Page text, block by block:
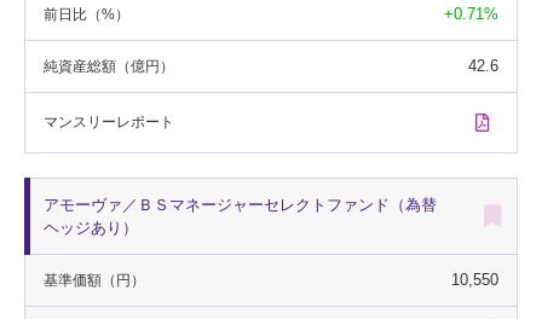
前日比 （%） +0.71%
純資産総額 （億円） 42.6
マンスリーレポート
アモーヴァ／ＢＳマネージャーセレクトファンド（為替
ヘッジあり）
基準価額 （円） 10,550